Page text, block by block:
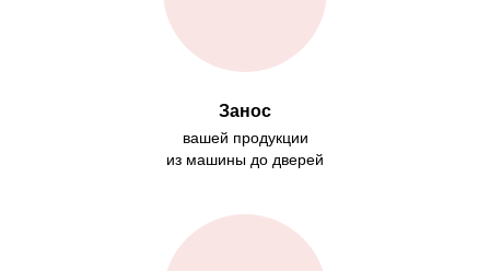
Занос
вашей продукции
из машины до дверей